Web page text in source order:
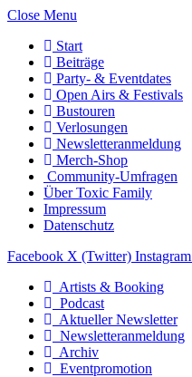
Close Menu
Start
Beiträge
Party- & Eventdates
Open Airs & Festivals
Bustouren
Verlosungen
Newsletteranmeldung
Merch-Shop
Community-Umfragen
Über Toxic Family
Impressum
Datenschutz
Facebook X (Twitter) Instagram
Artists & Booking
Podcast
Aktueller Newsletter
Newsletteranmeldung
Archiv
Eventpromotion